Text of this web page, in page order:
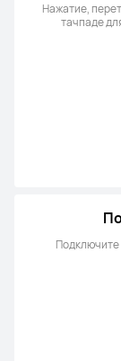
Нажатие,
тачпаде
Подключите